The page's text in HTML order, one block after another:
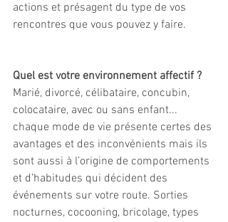
actions et présagent du type de vos
rencontres que vous pouvez y faire.
Quel est votre environnement affectif ?
Marié, divorcé, célibataire, concubin,
colocataire, avec ou sans enfant...
chaque mode de vie présente certes des
avantages et des inconvénients mais ils
sont aussi à l’origine de comportements
et d’habitudes qui décident des
événements sur votre route. Sorties
nocturnes, cocooning, bricolage, types